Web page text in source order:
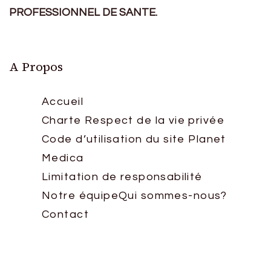
PROFESSIONNEL DE SANTE.
A Propos
Accueil
Charte Respect de la vie privée
Code d’utilisation du site Planet
Medica
Limitation de responsabilité
Notre équipeQui sommes-nous?
Contact